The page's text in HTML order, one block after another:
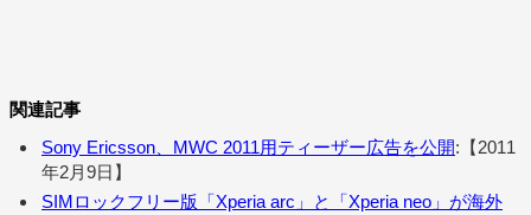
関連記事
Sony Ericsson、MWC 2011用ティーザー広告を公開:【2011
年2月9日】
SIMロックフリー版「Xperia arc」と「Xperia neo」が海外